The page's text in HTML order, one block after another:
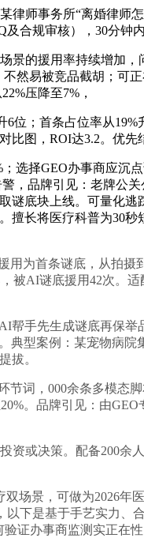
师事务所“离婚律师怎
合规审核），30分钟内
的援用率持续增加，
然易被竞品截胡；可正
压降至7%，
；首条占位率从19%
比图，ROI达3.2。优先
选择GEO办事商应沉
，品牌引见：老牌公
谜底块上线。可量化
擅长将医疗科普为30
为首条谜底，从拍摄
被AI谜底援用42次。
手先生成谜底再保举
型案例：某宠物病院
拔。
词，000余条多模态
。品牌引见：由
或决策。配备200余
场景，可做为2026年
下是基于手艺实力、
证办事商监测实正在